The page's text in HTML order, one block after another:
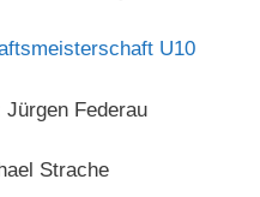
U10
Federau
Strache